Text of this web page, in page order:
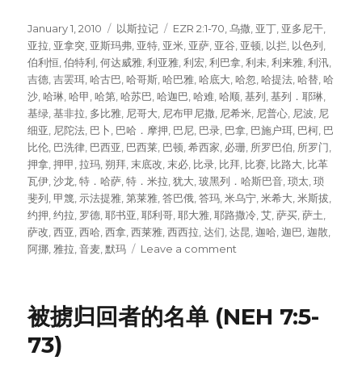
Posted
on
January 1, 2010 Categories
以斯拉记 Tags
EZR 2:1-70 ,乌撒 亚丁 亚多尼干
亚拉 亚拿突 亚斯玛弗 亚特 亚米 亚萨 亚谷 亚顿 以拦 以色列
伯利恒 ,伯特利 ,何达威雅 ,利亚雅 ,利宏 ,利巴拿 ,利未 ,利来雅 ,利汛
吉德 ,吉罢珥 ,哈古巴 ,哈哥斯 ,哈巴雅 ,哈底大 ,哈忽 ,哈提法 ,哈替 ,哈
沙 ,哈琳 ,哈甲 ,哈第 ,哈苏巴 ,哈迦巴 ,哈难 ,哈顺 ,基列 ,基列．耶琳
基绿 ,基非拉 多比雅 尼哥大 尼布甲尼撒 尼希米 尼普心 尼波 尼
细亚 尼陀法 巴卜 巴哈．摩押 巴尼 巴录 巴拿 巴施户珥 巴柯 巴
比伦 巴洗律 巴西亚 巴西莱 巴顿 ,希西家 必珊 所罗巴伯 所罗门
押拿 ,押甲 ,拉玛 ,朔拜 末底改 末必 比录 比拜 比赛 比路大 比革
瓦伊 ,沙龙 ,特．哈萨 ,特．米拉 ,犹大 ,玻黑列．哈斯巴音 ,琐太 ,琐
斐列 ,甲篾 示法提雅 ,第莱雅 ,答巴俄 ,答玛 ,米乌宁 ,米希大 ,米斯拔
约押 ,约拉 罗德 ,耶书亚 ,耶利哥 ,耶大雅 ,耶路撒冷 ,艾 ,萨买 ,萨土
萨改 ,西亚 ,西哈 ,西拿 ,西莱雅 ,西西拉 ,达们 ,达昆 ,迦哈 ,迦巴 ,迦散
阿挪 雅拉 ,音麦 ,默玛 Leave a comment
回
被掳归回者的名单 (NEH 7:5-
73)